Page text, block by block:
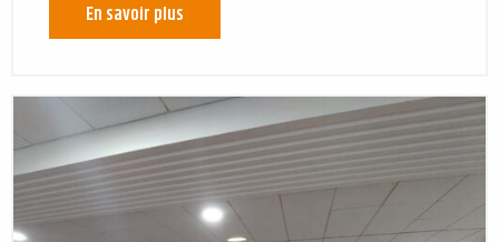
En savoir plus